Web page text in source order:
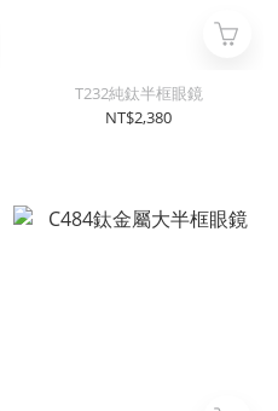
T232純鈦半框眼鏡
NT$2,380